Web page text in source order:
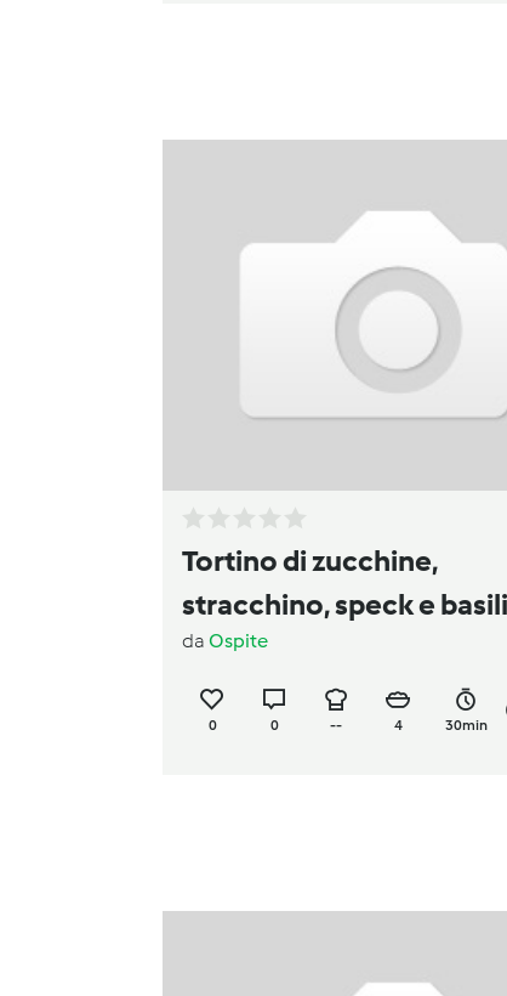
Tortino di zucchine,
stracchino, speck e
da Ospite
0 0 -- 4 30min